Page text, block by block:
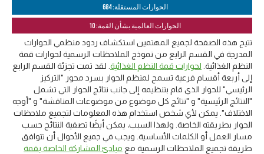
الحوارات المستقلة: 684
الحوارات العالمية بشأن القمة: 10
تتيح هذه الصفحة لجميع المهتمين استكشاف ردود منظمي الحوارات
المدرجة في القسم الرابع من نموذج الملاحظات الرسمية لحوارات قمة
النظم الغذائية. لحوارات قمة النظم الغذائية . لقد تمت تجزئة القسم الرابع
إلى أربعة أقسام فرعية تسمح لمنظم الحوار بسرد محور "التركيز
الرئيسي" للحوار الذي قام بتنظيمه إلى جانب نتائج الحوار التي تشمل
"النتائج الرئيسية" و "نتائج كل موضوع من موضوعات المناقشة" و "أوجه
الاختلاف". يمكن لأي شخص استخدام هذه المعلومات لتجميع ملاحظات
الحوار بطريقته الخاصة. ولهذا السبب، يمكن أيضًا تصفية النتائج حسب
مسار العمل أو الكلمات الأساسية. ويجب في جميع الأحوال أن تتوافق
طريقة تجميع الملاحظات الرسمية مع مبادئ المشاركة الخاصة بقمة